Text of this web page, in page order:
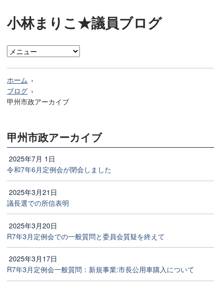
小林まりこ★議員ブログ
ホーム
ブログ
甲州市政アーカイブ
甲州市政アーカイブ
2025年7月 1日
令和7年6月定例会が閉会しました
2025年3月21日
議長選での所信表明
2025年3月20日
R7年3月定例会での一般質問と委員会質疑を終えて
2025年3月17日
R7年3月定例会一般質問：新規事業:市長公用車購入について